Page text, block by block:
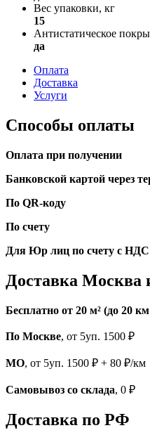
Вес упаковки, кг
15
Антистатическое
да
Оплата
Доставка
Услуги
Способы оплаты
Оплата при получении
Банковской картой через
По QR-коду
По счету
Для Юр лиц по счету с НДС
Доставка
Бесплатно от 20 м² (до 20
По Москве, от 5уп. 1500 ₽
МО, от 5уп. 1500 ₽ + 80 ₽/км
Самовывоз со склада, 0 ₽
Доставка по РФ